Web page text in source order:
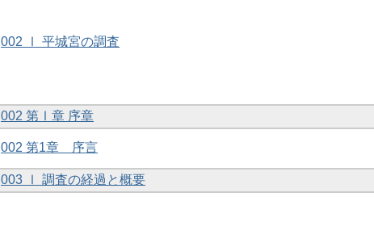
002 Ⅰ 平城宮の調査
002 第Ⅰ章 序章
002 第1章 序言
003 Ⅰ 調査の経過と概要